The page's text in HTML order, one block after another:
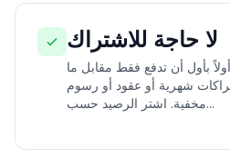
لا حاجة للاشتراك
بأول أن تدفع فقط مقابل ما
شهرية أو عقود أو رسوم
مخفية. اشتر الرصيد حسب...